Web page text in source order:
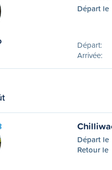
Départ le
Départ:
Arrivée:
Départ le
Retour le